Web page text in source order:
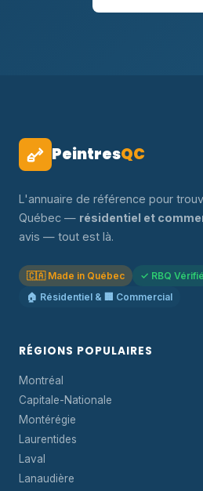
PeintresQC
L'annuaire de référence pour
Québec — résidentiel et
avis — tout est là.
🇨🇦 Made in Québec
✓ RBQ Vérifié
🏠 Résidentiel & 🏢 Commercial
RÉGIONS POPULAIRES
Montréal
Capitale-Nationale
Montérégie
Laurentides
Laval
Lanaudière